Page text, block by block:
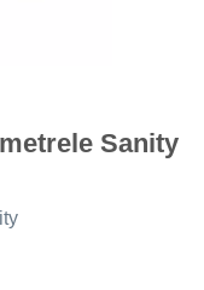
Sanity